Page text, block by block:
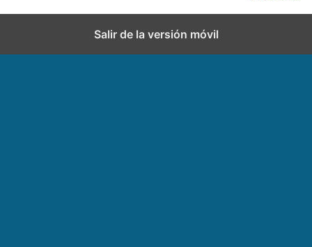
Salir de la versión móvil